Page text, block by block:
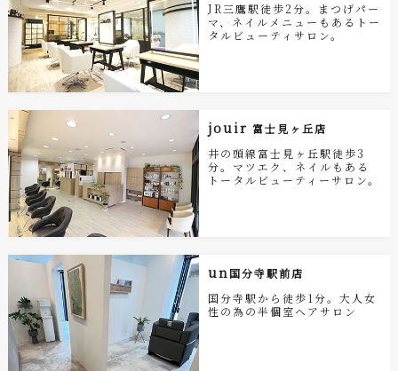
JR三鷹駅徒歩2分。まつげパー
マ、ネイルメニューもあるトー
タルビューティサロン。
jouir 富士見ヶ丘店
井の頭線富士見ヶ丘駅徒歩3
分。マツエク、ネイルもある
トータルビューティーサロン。
un国分寺駅前店
国分寺駅から徒歩1分。大人女
性の為の半個室ヘアサロン